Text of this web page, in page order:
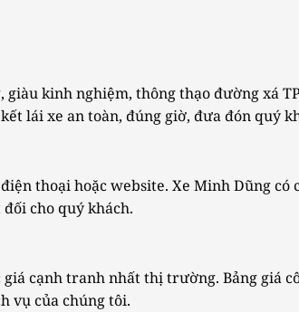
kinh nghiệm, thông thạo đường xá
lái xe an toàn, đúng giờ, đưa đón quý
thoại hoặc website. Xe Minh Dũng
cho quý khách.
cạnh tranh nhất thị trường. Bảng giá
vụ của chúng tôi.